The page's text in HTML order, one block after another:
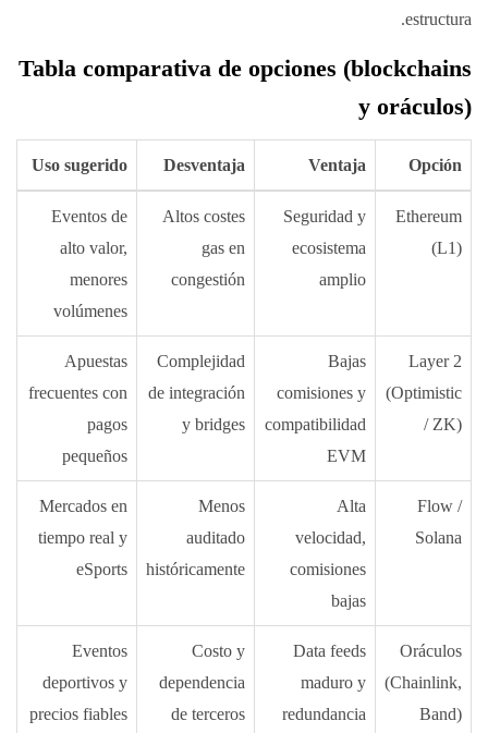
estructura.
Tabla comparativa de opciones (blockchains
y oráculos)
Opción
Ventaja
Desventaja
Uso sugerido
Ethereum
(L1)
Seguridad y
ecosistema
amplio
Altos costes
gas en
congestión
Eventos de
alto valor,
menores
volúmenes
Layer 2
(Optimistic
/ ZK)
Bajas
comisiones y
compatibilidad
EVM
Complejidad
de integración
y bridges
Apuestas
frecuentes con
pagos
pequeños
Flow /
Solana
Alta
velocidad,
comisiones
bajas
Menos
auditado
históricamente
Mercados en
tiempo real y
eSports
Oráculos
(Chainlink,
Band)
Data feeds
maduro y
redundancia
Costo y
dependencia
de terceros
Eventos
deportivos y
precios fiables